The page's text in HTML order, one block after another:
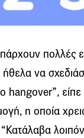
πολλές
να
hangover”,
η οποία